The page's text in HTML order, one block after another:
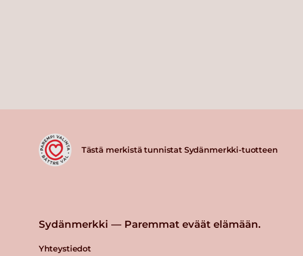
Tästä merkistä tunnistat Sydänmerkki-tuotteen
Sydänmerkki — Paremmat eväät elämään.
Yhteystiedot